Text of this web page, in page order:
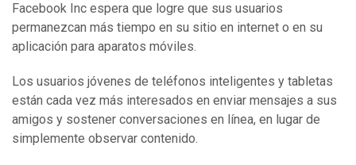
Facebook Inc espera que logre que sus usuarios
permanezcan más tiempo en su sitio en internet o en su
aplicación para aparatos móviles.
Los usuarios jóvenes de teléfonos inteligentes y tabletas
están cada vez más interesados en enviar mensajes a sus
amigos y sostener conversaciones en línea, en lugar de
simplemente observar contenido.